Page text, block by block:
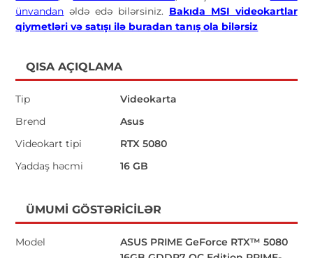
ünvandan əldə edə bilərsiniz. Bakıda MSI videokartlar
qiymetləri və satışı ilə buradan tanış ola bilərsiz
QISA AÇIQLAMA
Tip
Videokarta
Brend
Asus
Videokart tipi
RTX 5080
Yaddaş həcmi
16 GB
ÜMUMI GÖSTƏRICILƏR
Model
ASUS PRIME GeForce RTX™ 5080